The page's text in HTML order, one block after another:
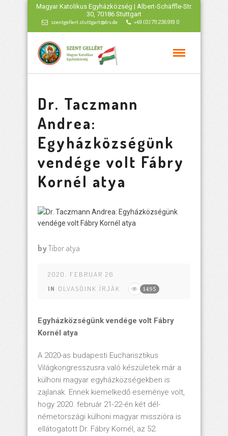
Magyar Katolikus Egyházközség | Albert-Schäffle-Str.
30, 70186 Stuttgart
szentgellert.stuttgart@drs.de +49 (0) 711 236 919 0
Dr. Taczmann
Andrea:
Egyházközségünk
vendége volt Fábry
Kornél atya
byTibor atya
2020. FEBRUAR 26
IN OLVASÓINK ÍRJÁK 1495
Egyházközségünk vendége volt Fábry
Kornél atya
A 2020-as budapesti Eucharisztikus
Világkongresszusra való készületek már a
külhoni magyar egyházközségekben is
zajlanak. Ennek kiemelkedő eseménye volt,
hogy 2020. február 21-22-én két dél-
németországi külhoni magyar misszióra is
ellátogatott Dr. Fábry Kornél, az 52.